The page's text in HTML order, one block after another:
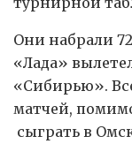
Они набрали
«Лада»
«Сибирью».
матчей,
сыграть в